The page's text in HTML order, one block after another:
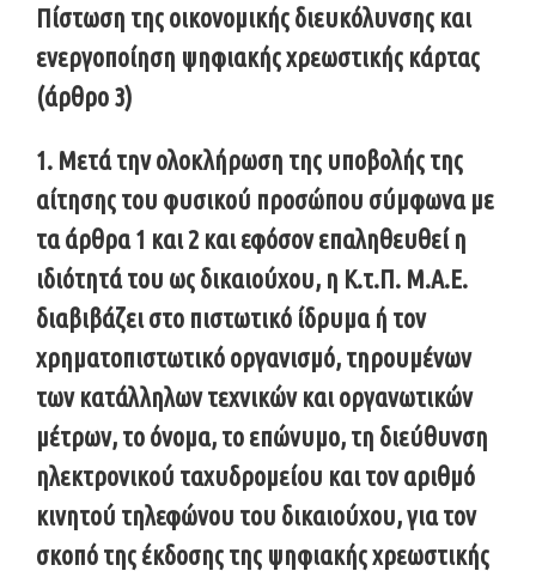
Πίστωση της οικονομικής διευκόλυνσης και
ενεργοποίηση ψηφιακής χρεωστικής κάρτας
(άρθρο 3)
1. Μετά την ολοκλήρωση της υποβολής της
αίτησης του φυσικού προσώπου σύμφωνα με
τα άρθρα 1 και 2 και εφόσον επαληθευθεί η
ιδιότητά του ως δικαιούχου, η Κ.τ.Π. Μ.Α.Ε.
διαβιβάζει στο πιστωτικό ίδρυμα ή τον
χρηματοπιστωτικό οργανισμό, τηρουμένων
των κατάλληλων τεχνικών και οργανωτικών
μέτρων, το όνομα, το επώνυμο, τη διεύθυνση
ηλεκτρονικού ταχυδρομείου και τον αριθμό
κινητού τηλεφώνου του δικαιούχου, για τον
σκοπό της έκδοσης της ψηφιακής χρεωστικής